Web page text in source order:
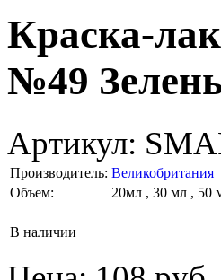
Краска-
№49
Артикул:
Производитель: Великобритания
Объем:
20мл , 30 мл , 50
В наличии